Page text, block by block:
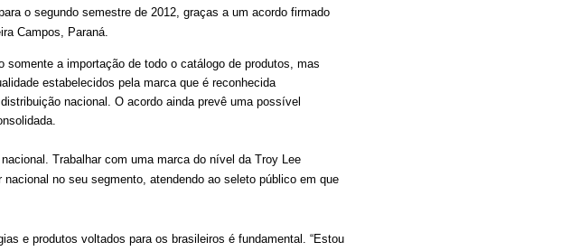
o segundo semestre de 2012, graças a um acordo firmado
Campos, Paraná.
a importação de todo o catálogo de produtos, mas
estabelecidos pela marca que é reconhecida
nacional. O acordo ainda prevê uma possível
Trabalhar com uma marca do nível da Troy Lee
no seu segmento, atendendo ao seleto público em que
e produtos voltados para os brasileiros é fundamental. “Estou